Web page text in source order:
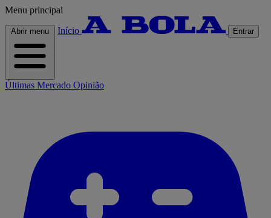
Menu principal
Abrir menu Início Entrar
Últimas Mercado Opinião